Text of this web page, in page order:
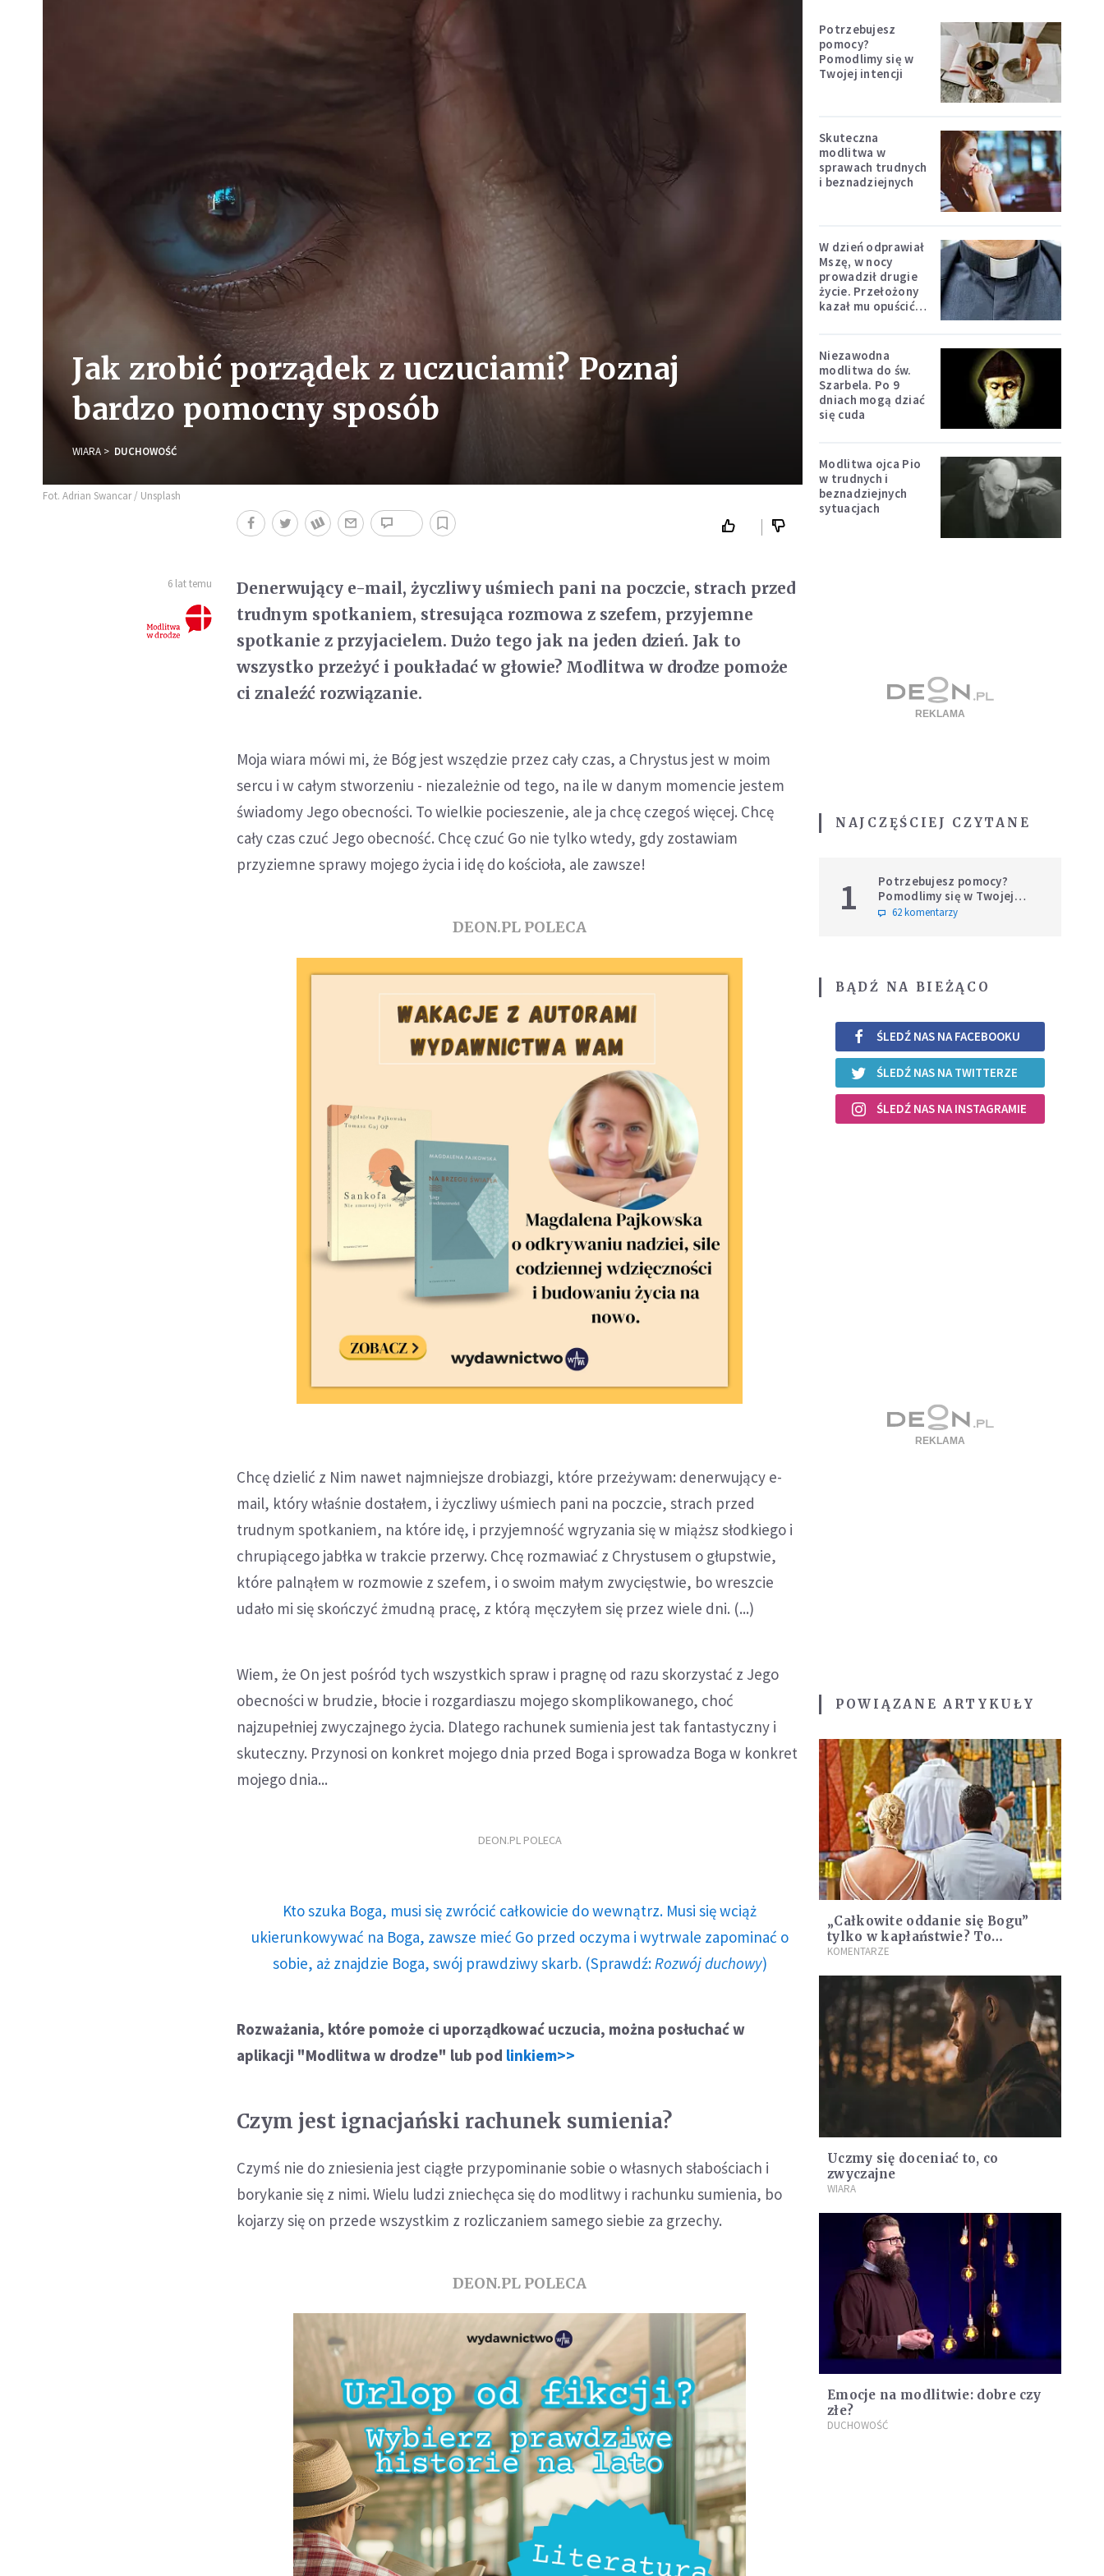
Jak zrobić porządek z uczuciami? Poznaj
bardzo pomocny sposób
WIARA DUCHOWOŚĆ
Fot. Adrian Swancar / Unsplash
6 lat temu
Denerwujący e-mail, życzliwy uśmiech pani na poczcie, strach przed
trudnym spotkaniem, stresująca rozmowa z szefem, przyjemne
spotkanie z przyjacielem. Dużo tego jak na jeden dzień. Jak to
wszystko przeżyć i poukładać w głowie? Modlitwa w drodze pomoże
ci znaleźć rozwiązanie.
Moja wiara mówi mi, że Bóg jest wszędzie przez cały czas, a Chrystus jest w moim
sercu i w całym stworzeniu - niezależnie od tego, na ile w danym momencie jestem
świadomy Jego obecności. To wielkie pocieszenie, ale ja chcę czegoś więcej. Chcę
cały czas czuć Jego obecność. Chcę czuć Go nie tylko wtedy, gdy zostawiam
przyziemne sprawy mojego życia i idę do kościoła, ale zawsze!
DEON.PL POLECA
Chcę dzielić z Nim nawet najmniejsze drobiazgi, które przeżywam: denerwujący e-
mail, który właśnie dostałem, i życzliwy uśmiech pani na poczcie, strach przed
trudnym spotkaniem, na które idę, i przyjemność wgryzania się w miąższ słodkiego i
chrupiącego jabłka w trakcie przerwy. Chcę rozmawiać z Chrystusem o głupstwie,
które palnąłem w rozmowie z szefem, i o swoim małym zwycięstwie, bo wreszcie
udało mi się skończyć żmudną pracę, z którą męczyłem się przez wiele dni. (...)
Wiem, że On jest pośród tych wszystkich spraw i pragnę od razu skorzystać z Jego
obecności w brudzie, błocie i rozgardiaszu mojego skomplikowanego, choć
najzupełniej zwyczajnego życia. Dlatego rachunek sumienia jest tak fantastyczny i
skuteczny. Przynosi on konkret mojego dnia przed Boga i sprowadza Boga w konkret
mojego dnia...
DEON.PL POLECA
Kto szuka Boga, musi się zwrócić całkowicie do wewnątrz. Musi się wciąż
ukierunkowywać na Boga, zawsze mieć Go przed oczyma i wytrwale zapominać o
sobie, aż znajdzie Boga, swój prawdziwy skarb. (Sprawdź: Rozwój duchowy)
Rozważania, które pomoże ci uporządkować uczucia, można posłuchać w
aplikacji "Modlitwa w drodze" lub pod linkiem>>
Czym jest ignacjański rachunek sumienia?
Czymś nie do zniesienia jest ciągłe przypominanie sobie o własnych słabościach i
borykanie się z nimi. Wielu ludzi zniechęca się do modlitwy i rachunku sumienia, bo
kojarzy się on przede wszystkim z rozliczaniem samego siebie za grzechy.
DEON.PL POLECA
Potrzebujesz
pomocy?
Pomodlimy się w
Twojej intencji
Skuteczna
modlitwa w
sprawach trudnych
i beznadziejnych
W dzień odprawiał
Mszę, w nocy
prowadził drugie
życie. Przełożony
kazał mu opuścić
Niezawodna
modlitwa do św.
Szarbela. Po 9
dniach mogą dziać
się cuda
Modlitwa ojca Pio
w trudnych i
beznadziejnych
sytuacjach
NAJCZĘŚCIEJ CZYTANE
1
Potrzebujesz pomocy?
Pomodlimy się w Twojej
intencji
62 komentarzy
BĄDŹ NA BIEŻĄCO
ŚLEDŹ NAS NA FACEBOOKU
ŚLEDŹ NAS NA TWITTERZE
ŚLEDŹ NAS NA INSTAGRAMIE
POWIĄZANE ARTYKUŁY
„Całkowite oddanie się Bogu”
tylko w kapłaństwie? To
teologiczny krok wstecz
KOMENTARZE
Uczmy się doceniać to, co
zwyczajne
WIARA
Emocje na modlitwie: dobre czy
złe?
DUCHOWOŚĆ